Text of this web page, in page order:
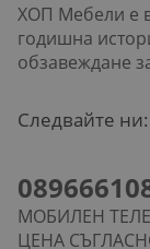
ХОП Мебели е
годишна история в продажбата на мебели,
обзавеждане
Следвайте ни:
МОБИЛЕН
ЦЕНА